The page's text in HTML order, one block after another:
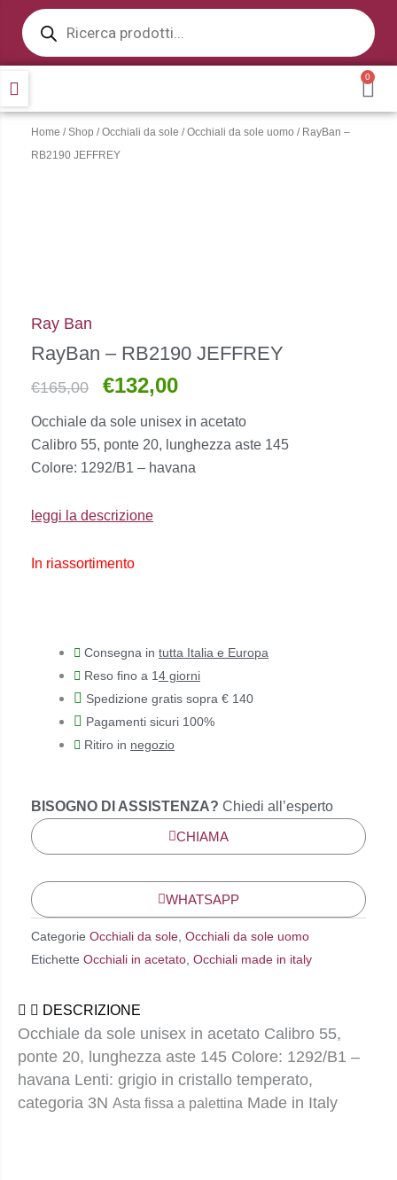
contenuto
Products
search
0
Home /Shop /Occhiali da sole /Occhiali da sole uomo / RayBan –
RB2190 JEFFREY
Ray Ban
RayBan – RB2190 JEFFREY
€165,00
Il
originale
era:
€165,00.
€132,00Il
attuale
è:
€132,00.
Occhiale da sole unisex in acetato
Calibro 55, ponte 20, lunghezza aste 145
Colore: 1292/B1 – havana
leggi la descrizione
In riassortimento
Consegna in tutta Italia e Europa
Reso fino a 14 giorni
Spedizione gratis sopra € 140
Pagamenti sicuri 100%
Ritiro in negozio
BISOGNO DI ASSISTENZA? Chiedi all’esperto
CHIAMA
WHATSAPP
Categorie Occhiali da sole, Occhiali da sole uomo
Etichette Occhiali in acetato, Occhiali made in italy
DESCRIZIONE
Occhiale da sole unisex in acetato Calibro 55,
ponte 20, lunghezza aste 145 Colore: 1292/B1 –
havana Lenti: grigio in cristallo temperato,
categoria 3N Asta fissa a palettina Made in Italy